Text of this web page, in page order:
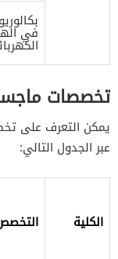
في
تخصصات
يمكن التعرف على
عبر الجدول التالي:
الكلية